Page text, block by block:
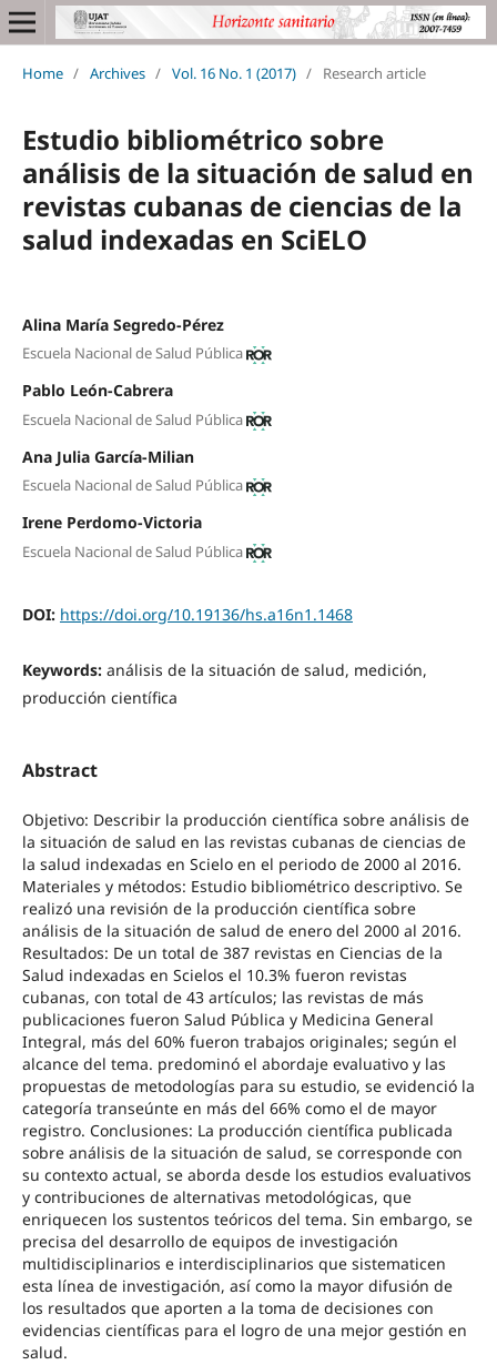
Home / Archives / Vol. 16 No. 1 (2017) / Research article
Estudio bibliométrico sobre
análisis de la situación de salud en
revistas cubanas de ciencias de la
salud indexadas en SciELO
Alina María Segredo-Pérez
Escuela Nacional de Salud Pública
Pablo León-Cabrera
Escuela Nacional de Salud Pública
Ana Julia García-Milian
Escuela Nacional de Salud Pública
Irene Perdomo-Victoria
Escuela Nacional de Salud Pública
DOI: https://doi.org/10.19136/hs.a16n1.1468
Keywords: análisis de la situación de salud, medición,
producción científica
Abstract
Objetivo: Describir la producción científica sobre análisis de
la situación de salud en las revistas cubanas de ciencias de
la salud indexadas en Scielo en el periodo de 2000 al 2016.
Materiales y métodos: Estudio bibliométrico descriptivo. Se
realizó una revisión de la producción científica sobre
análisis de la situación de salud de enero del 2000 al 2016.
Resultados: De un total de 387 revistas en Ciencias de la
Salud indexadas en Scielos el 10.3% fueron revistas
cubanas, con total de 43 artículos; las revistas de más
publicaciones fueron Salud Pública y Medicina General
Integral, más del 60% fueron trabajos originales; según el
alcance del tema. predominó el abordaje evaluativo y las
propuestas de metodologías para su estudio, se evidenció la
categoría transeúnte en más del 66% como el de mayor
registro. Conclusiones: La producción científica publicada
sobre análisis de la situación de salud, se corresponde con
su contexto actual, se aborda desde los estudios evaluativos
y contribuciones de alternativas metodológicas, que
enriquecen los sustentos teóricos del tema. Sin embargo, se
precisa del desarrollo de equipos de investigación
multidisciplinarios e interdisciplinarios que sistematicen
esta línea de investigación, así como la mayor difusión de
los resultados que aporten a la toma de decisiones con
evidencias científicas para el logro de una mejor gestión en
salud.